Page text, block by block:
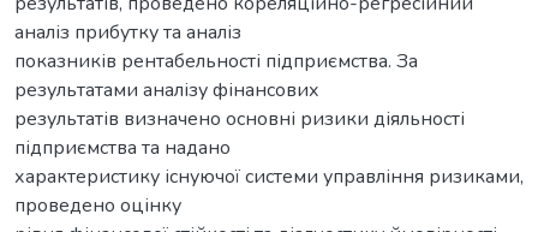
аналіз прибутку та аналіз
показників рентабельності підприємства. За
результатами аналізу фінансових
результатів визначено основні ризики діяльності
підприємства та надано
характеристику існуючої системи управління ризиками,
проведено оцінку